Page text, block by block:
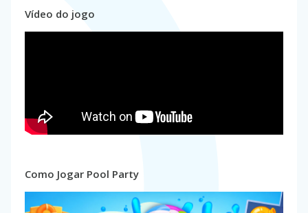
Vídeo do jogo
Como Jogar Pool Party